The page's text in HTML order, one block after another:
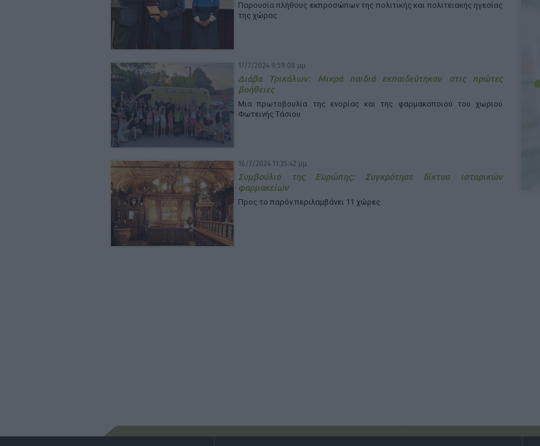
Παρουσία πλήθους εκπροσώπων της πολιτικής και πολιτειακής ηγεσίας
της χώρας
17/7/2024 9:59:08 μμ
Διάβα Τρικάλων: Μικρά παιδιά εκπαιδεύτηκαν στις πρώτες
βοήθειες
Μια πρωτοβουλία της ενορίας και της φαρμακοποιού του χωριού
Φωτεινής Τάσιου
16/7/2024 11:35:42 μμ
Συμβούλιο της Ευρώπης: Συγκρότησε δίκτυο ιστορικών
φαρμακείων
Προς το παρόν περιλαμβάνει 11 χώρες